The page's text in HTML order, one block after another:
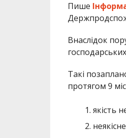
Пише
Внаслідок
Такі
протягом 9
якість